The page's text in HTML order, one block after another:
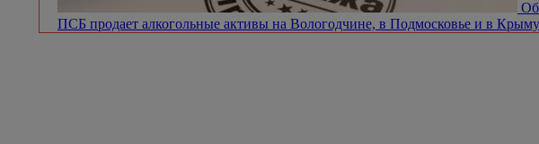
ПСБ продает алкогольные активы на Вологодчине, в Подмосковье и в Крыму